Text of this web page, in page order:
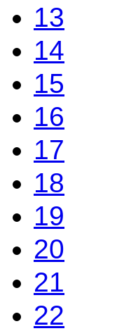
13
14
15
16
17
18
19
20
21
22